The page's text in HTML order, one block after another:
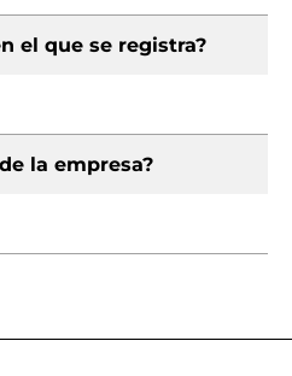
el que se registra?
la empresa?